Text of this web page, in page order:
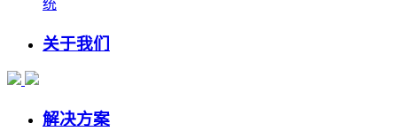
统
关于我们
解决方案